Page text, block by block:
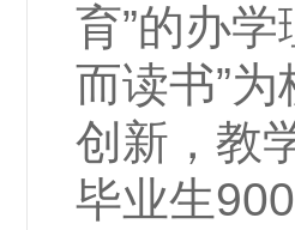
育”的办
而读书”
创新，教
毕业生